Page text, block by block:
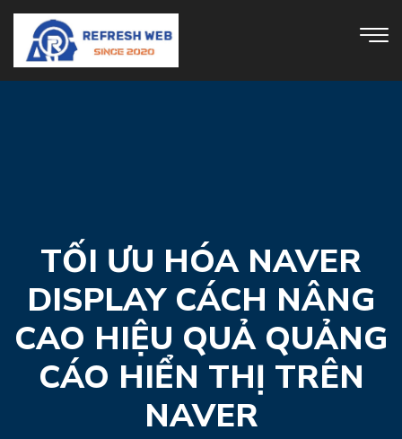
TỐI ƯU HÓA NAVER
DISPLAY CÁCH NÂNG
CAO HIỆU QUẢ QUẢNG
CÁO HIỂN THỊ TRÊN
NAVER